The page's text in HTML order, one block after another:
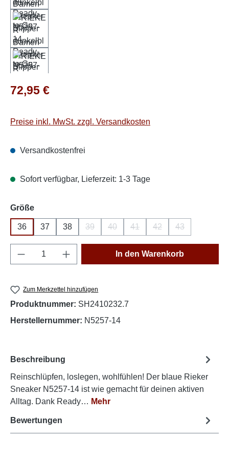
Regulärer Preis:
72,95 €
Preise inkl. MwSt. zzgl. Versandkosten
Versandkostenfrei
Sofort verfügbar, Lieferzeit: 1-3 Tage
Größeauswählen
36 37 38 39 40 41 42 43
Produkt Anzahl: Gib den gewünschten
In den Warenkorb
Zum Merkzettel hinzufügen
Produktnummer: SH2410232.7
Herstellernummer: N5257-14
Beschreibung
Reinschlüpfen, loslegen, wohlfühlen! Der blaue Rieker
Sneaker N5257-14 ist wie gemacht für deinen aktiven
Alltag. Dank Ready… Mehr
Bewertungen